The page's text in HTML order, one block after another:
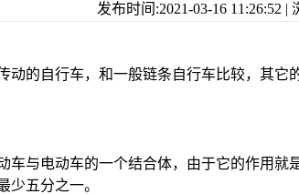
发布时间:2021-03-16 11:26:52 |
的自行车，和一般链条自行车比较，其
与电动车的一个结合体，由于它的作用
少五分之一。